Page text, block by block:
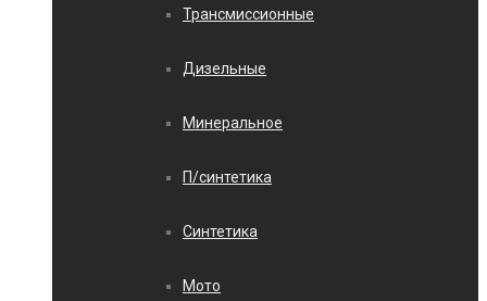
Трансмиссионные
Дизельные
Минеральное
П/синтетика
Синтетика
Мото